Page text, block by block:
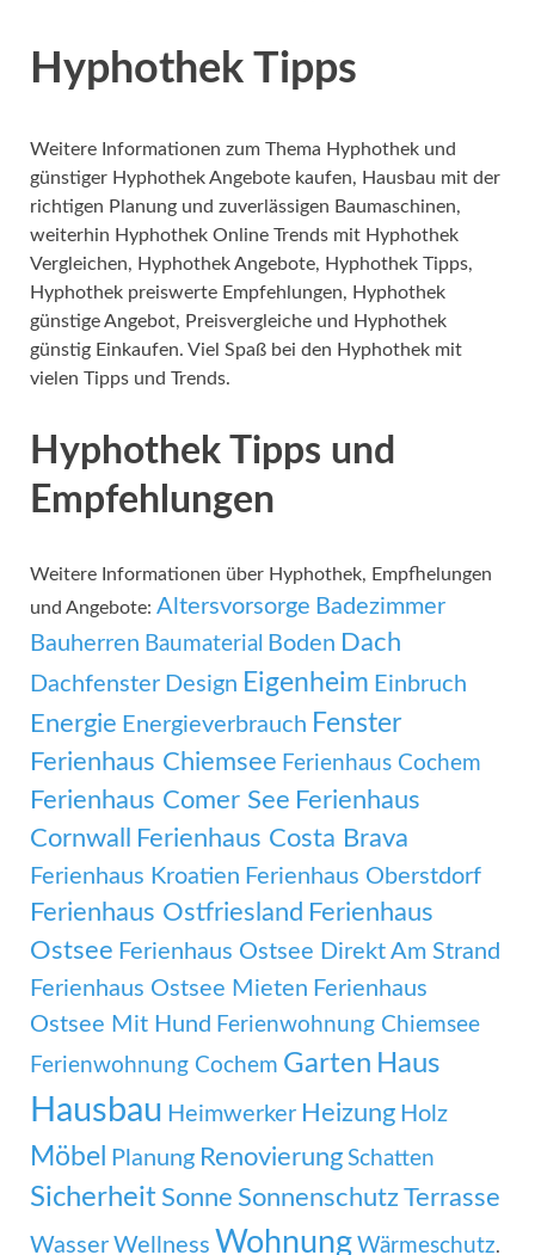
Hyphothek Tipps
Weitere Informationen zum Thema Hyphothek und
günstiger Hyphothek Angebote kaufen, Hausbau mit der
richtigen Planung und zuverlässigen Baumaschinen,
weiterhin Hyphothek Online Trends mit Hyphothek
Vergleichen, Hyphothek Angebote, Hyphothek Tipps,
Hyphothek preiswerte Empfehlungen, Hyphothek
günstige Angebot, Preisvergleiche und Hyphothek
günstig Einkaufen. Viel Spaß bei den Hyphothek mit
vielen Tipps und Trends.
Hyphothek Tipps und
Empfehlungen
Weitere Informationen über Hyphothek, Empfhelungen
und Angebote: Altersvorsorge Badezimmer
Bauherren Baumaterial Boden Dach
Dachfenster Design Eigenheim Einbruch
Energie Energieverbrauch Fenster
Ferienhaus Chiemsee Ferienhaus Cochem
Ferienhaus Comer See Ferienhaus
Cornwall
Ferienhaus Costa Brava
Ferienhaus Kroatien Ferienhaus Oberstdorf
Ferienhaus Ostfriesland Ferienhaus
Ostsee Ferienhaus Ostsee Direkt Am Strand
Ferienhaus Ostsee Mieten Ferienhaus
Ostsee Mit Hund Ferienwohnung Chiemsee
Ferienwohnung Cochem Garten Haus
Hausbau Heimwerker Heizung Holz
Möbel Planung Renovierung Schatten
Sicherheit Sonne SonnenschutzTerrasse
Wasser Wellness Wohnung Wärmeschutz.